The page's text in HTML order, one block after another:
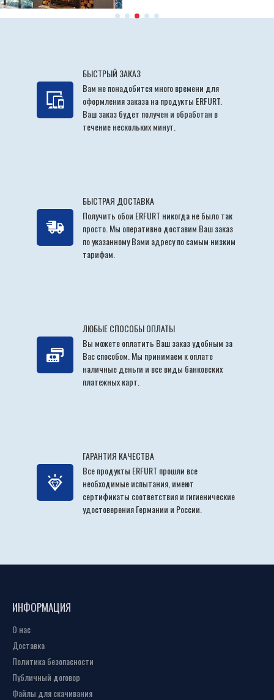
БЫСТРЫЙ ЗАКАЗ
Вам не понадобится много времени для
оформления заказа на продукты ERFURT.
Ваш заказ будет получен и обработан в
течение нескольких минут.
БЫСТРАЯ ДОСТАВКА
Получить обои ERFURT никогда не было так
просто. Мы оперативно доставим Ваш заказ
по указанному Вами адресу по самым низким
тарифам.
ЛЮБЫЕ СПОСОБЫ ОПЛАТЫ
Вы можете оплатить Ваш заказ удобным за
Вас способом. Мы принимаем к оплате
наличные деньги и все виды банковских
платежных карт.
ГАРАНТИЯ КАЧЕСТВА
Все продукты ERFURT прошли все
необходимые испытания, имеют
сертификаты соответствия и гигиенические
удостоверения Германии и России.
ИНФОРМАЦИЯ
О нас
Доставка
Политика безопасности
Публичный договор
Файлы для скачивания